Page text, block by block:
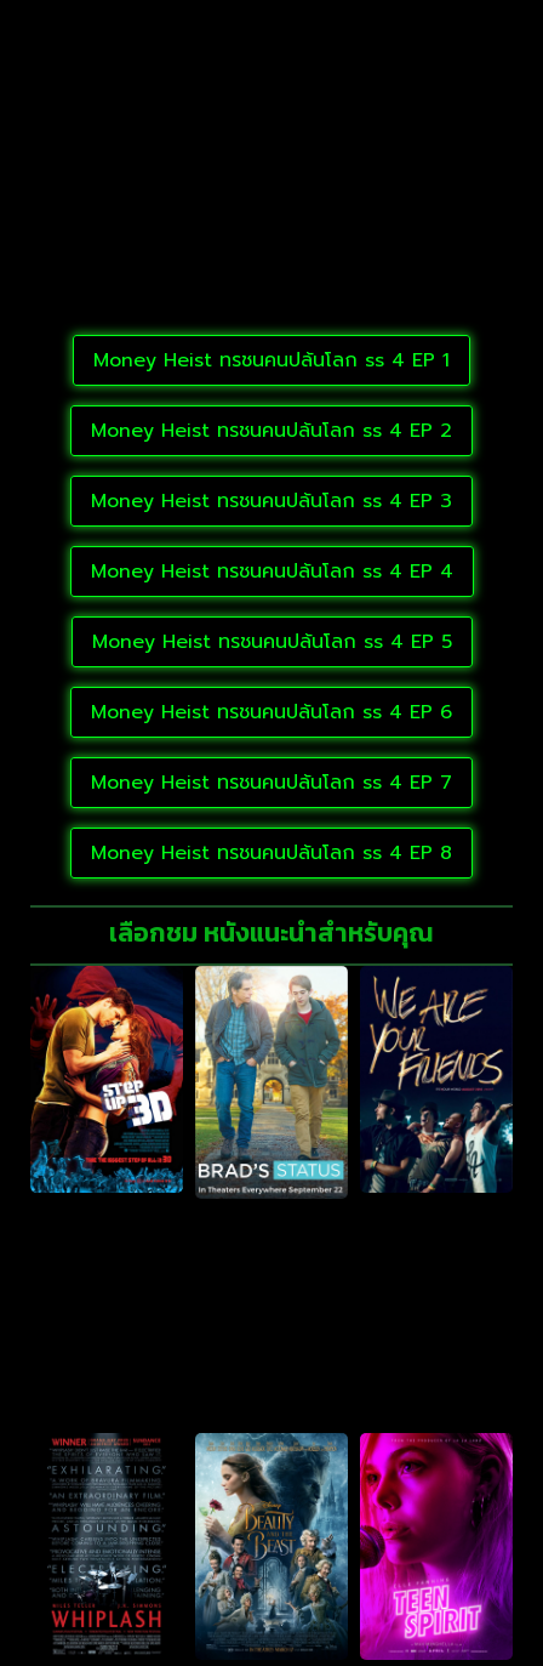
Money Heist ทรชนคนปล้นโลก ss 4 EP 1
Money Heist ทรชนคนปล้นโลก ss 4 EP 2
Money Heist ทรชนคนปล้นโลก ss 4 EP 3
Money Heist ทรชนคนปล้นโลก ss 4 EP 4
Money Heist ทรชนคนปล้นโลก ss 4 EP 5
Money Heist ทรชนคนปล้นโลก ss 4 EP 6
Money Heist ทรชนคนปล้นโลก ss 4 EP 7
Money Heist ทรชนคนปล้นโลก ss 4 EP 8
เลือกชม หนังแนะนำสำหรับคุณ